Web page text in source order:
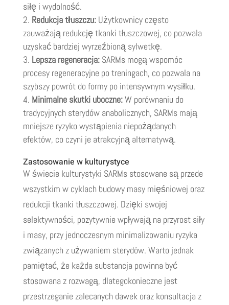
siłę i wydolność.
Redukcja tłuszczu:Użytkownicy często
zauważają redukcję tkanki tłuszczowej, co pozwala
uzyskać bardziej wyrzeźbioną sylwetkę.
Lepsza regeneracja:SARMs mogą wspomóc
procesy regeneracyjne po treningach, co pozwala na
szybszy powrót do formy po intensywnym wysiłku.
Minimalne skutki uboczne:W porównaniu do
tradycyjnych sterydów anabolicznych, SARMs mają
mniejsze ryzyko wystąpienia niepożądanych
efektów, co czyni je atrakcyjną alternatywą.
Zastosowanie w kulturystyce
W świecie kulturystyki SARMs stosowane są przede
wszystkim w cyklach budowy masy mięśniowej oraz
redukcji tkanki tłuszczowej. Dzięki swojej
selektywności, pozytywnie wpływają na przyrost siły
i masy, przy jednoczesnym minimalizowaniu ryzyka
związanych z używaniem sterydów. Warto jednak
pamiętać, że każda substancja powinna być
stosowana z rozwagą, dlategokonieczne jest
przestrzeganie zalecanych dawek oraz konsultacja z